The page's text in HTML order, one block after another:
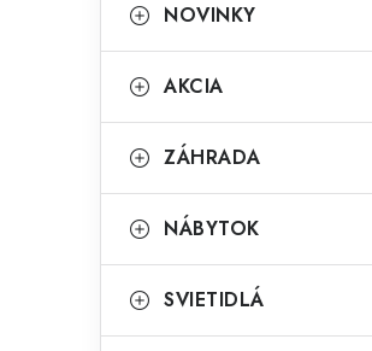
o
n
ý
a
n
kategórie
a
e
ó
i
NOVINKY
AKCIA
ZÁHRADA
NÁBYTOK
SVIETIDLÁ